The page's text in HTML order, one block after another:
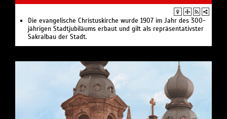
Die evangelische Christuskirche wurde 1907 im Jahr des 300-
jährigen Stadtjubiläums erbaut und gilt als repräsentativster
Sakralbau der Stadt.